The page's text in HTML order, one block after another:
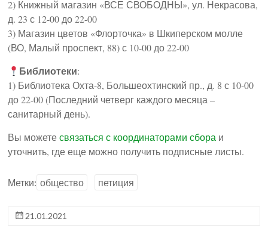
2) Книжный магазин «ВСЕ СВОБОДНЫ», ул. Некрасова,
д. 23 с 12-00 до 22-00
3) Магазин цветов «Флорточка» в Шкиперском молле
(ВО, Малый проспект, 88) с 10-00 до 22-00
Библиотеки:
1) Библиотека Охта-8, Большеохтинский пр., д. 8 с 10-00
до 22-00 (Последний четверг каждого месяца –
санитарный день).
Вы можетесвязаться с координаторами сбора и
уточнить, где еще можно получить подписные листы.
Метки: общество петиция
21.01.2021